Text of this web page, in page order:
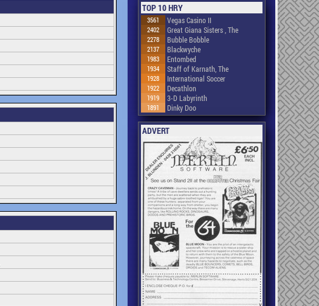
TOP 10 HRY
3561 Vegas Casino II
2402 Great Giana Sisters , The
2278 Bubble Bobble
2137 Blackwyche
1983 Entombed
1934 Staff of Karnath, The
1928 International Soccer
1922 Decathlon
1919 3-D Labyrinth
1891 Dinky Doo
ADVERT